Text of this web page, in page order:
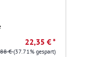
22,35 € *
€(37.71% gespart)